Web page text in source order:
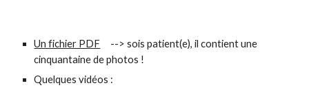
Un fichier PDF
     --> sois patient(e), il contient une
cinquantaine de photos !
Quelques vidéos :